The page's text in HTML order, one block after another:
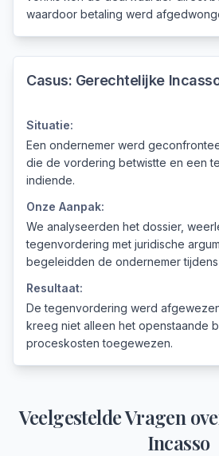
waardoor betaling werd
Casus: Gerechtelijke
Situatie:
Een ondernemer werd
die de vordering betwistte en een
indiende.
Onze Aanpak:
We analyseerden het dossier,
tegenvordering met juridische
begeleidden de ondernemer
Resultaat:
De tegenvordering werd
kreeg niet alleen het openstaande
proceskosten toegewezen.
Veelgestelde Vragen
Incasso